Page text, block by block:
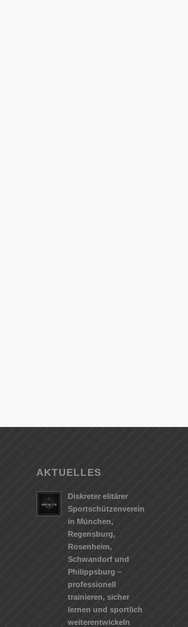
AKTUELLES
Diskreter elitärer
Sportschützenverein
in München,
Regensburg,
Rosenheim,
Schwandorf und
Philippsburg –
professionell
trainieren, sicher
lernen und sportlich
weiterentwickeln